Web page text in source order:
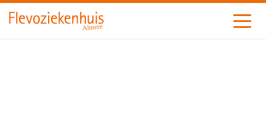
Almere